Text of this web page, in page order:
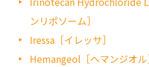
ンリポソーム］
Iressa［イレッサ］
Hemangeol［ヘマンジオ